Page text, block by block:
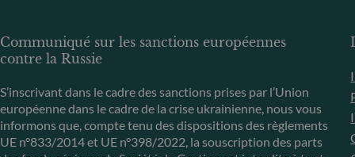
Communiqué sur les sanctions européennes
contre la Russie
S’inscrivant dans le cadre des sanctions prises par l’Union
européenne dans le cadre de la crise ukrainienne, nous vous
informons que, compte tenu des dispositions des règlements
UE n°833/2014 et UE n°398/2022, la souscription des parts